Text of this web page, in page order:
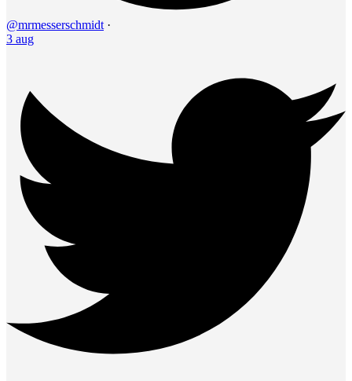
@mrmesserschmidt ·
3 aug